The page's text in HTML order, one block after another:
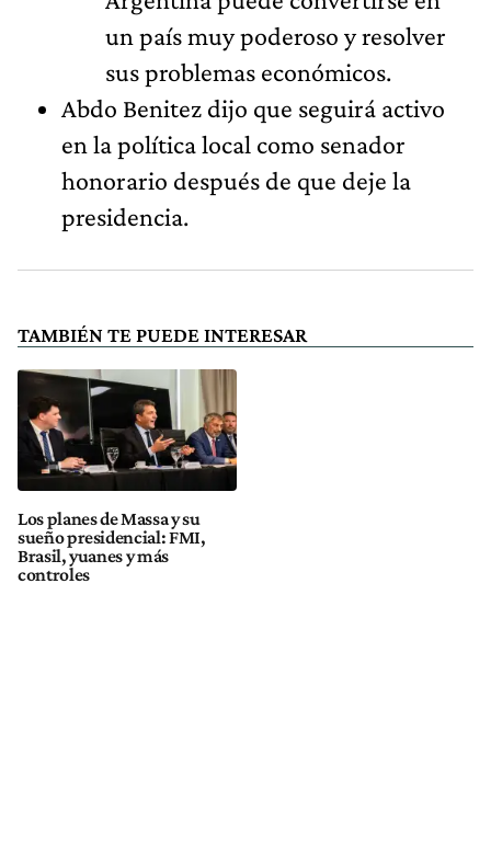
un país muy poderoso y resolver
sus problemas económicos.
Abdo Benitez dijo que seguirá activo
en la política local como senador
honorario después de que deje la
presidencia.
TAMBIÉN TE PUEDE INTERESAR
Los planes de Massa y su
sueño presidencial: FMI,
Brasil, yuanes y más
controles